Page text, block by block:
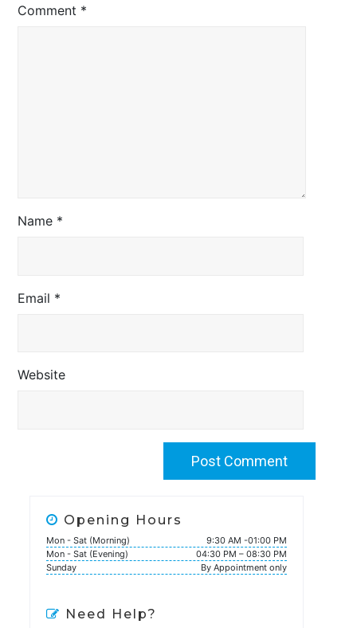
Comment *
Name *
Email *
Website
Opening Hours
Mon - Sat (Morning)
9:30 AM -01:00 PM
Mon - Sat (Evening)
04:30 PM – 08:30 PM
Sunday
By Appointment only
Need Help?